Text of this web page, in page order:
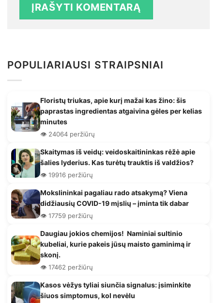
POPULIARIAUSI STRAIPSNIAI
Floristų triukas, apie kurį mažai kas žino: šis
paprastas ingredientas atgaivina gėles per kelias
minutes
👁️ 24064 peržiūrų
Skaitymas iš veidų: veidoskaitininkas rėžė apie
šalies lyderius. Kas turėtų trauktis iš valdžios?
👁️ 19916 peržiūrų
Mokslininkai pagaliau rado atsakymą? Viena
didžiausių COVID-19 mįslių – įminta tik dabar
👁️ 17759 peržiūrų
Daugiau jokios chemijos! Naminiai sultinio
kubeliai, kurie pakeis jūsų maisto gaminimą ir
skonį.
👁️ 17462 peržiūrų
Kasos vėžys tyliai siunčia signalus: įsiminkite
šiuos simptomus, kol nevėlu